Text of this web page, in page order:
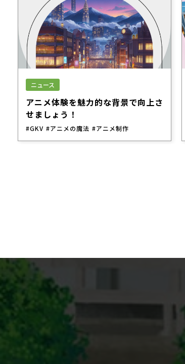
ニュース
アニメ体験を魅力的な背景で向上さ
せましょう！
#GKV #アニメの魔法 #アニメ制作